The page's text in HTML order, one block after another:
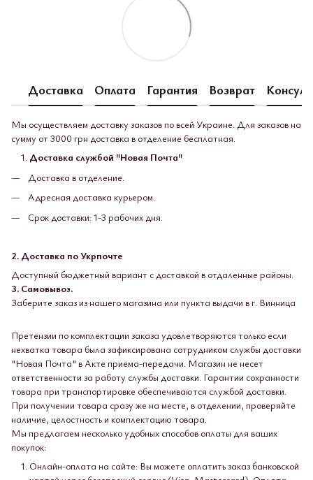
Доставка Оплата Гарантия Возврат
Мы осуществляем доставку заказов по всей Украине. Для заказов на
сумму от 3000 грн доставка в отделение бесплатная.
Доставка службой "Новая Почта"
Доставка в отделение.
Адресная доставка курьером.
Срок доставки: 1-3 рабочих дня.
2. Доставка по Укрпочте
Доступный бюджетный вариант с доставкой в ​​отдаленные районы.
3. Самовывоз.
Заберите заказ из нашего магазина или пункта выдачи в г. Винница
Претензии по комплектации заказа удовлетворяются только если
нехватка товара была зафиксирована сотрудником службы доставки
"Новая Почта" в Акте приема-передачи. Магазин не несет
ответственности за работу службы доставки. Гарантии сохранности
товара при транспортировке обеспечиваются службой доставки.
При получении товара сразу же на месте, в отделении, проверяйте
наличие, целостность и комплектацию товара.
Мы предлагаем несколько удобных способов оплаты для ваших
покупок:
Онлайн-оплата на сайте: Вы можете оплатить заказ банковской